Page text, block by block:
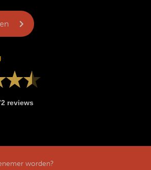
reviews
worden?